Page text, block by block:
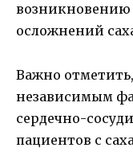
возникновению
осложнений
Важно
независимым
сердечно-
пациентов с